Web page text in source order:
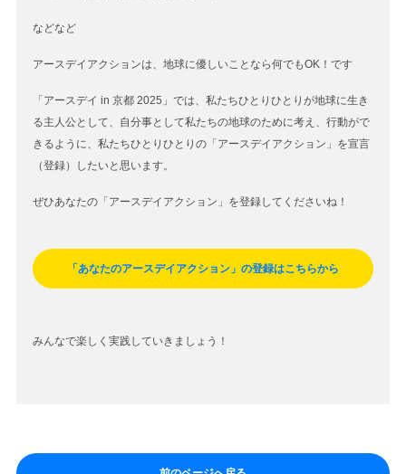
などなど
アースデイアクションは、地球に優しいことなら何でもOK！です
「アースデイ in 京都 2025」では、私たちひとりひとりが地球に生き
る主人公として、自分事として私たちの地球のために考え、行動がで
きるように、私たちひとりひとりの「アースデイアクション」を宣言
（登録）したいと思います。
ぜひあなたの「アースデイアクション」を登録してくださいね！
「あなたのアースデイアクション」の登録はこちらから
みんなで楽しく実践していきましょう！